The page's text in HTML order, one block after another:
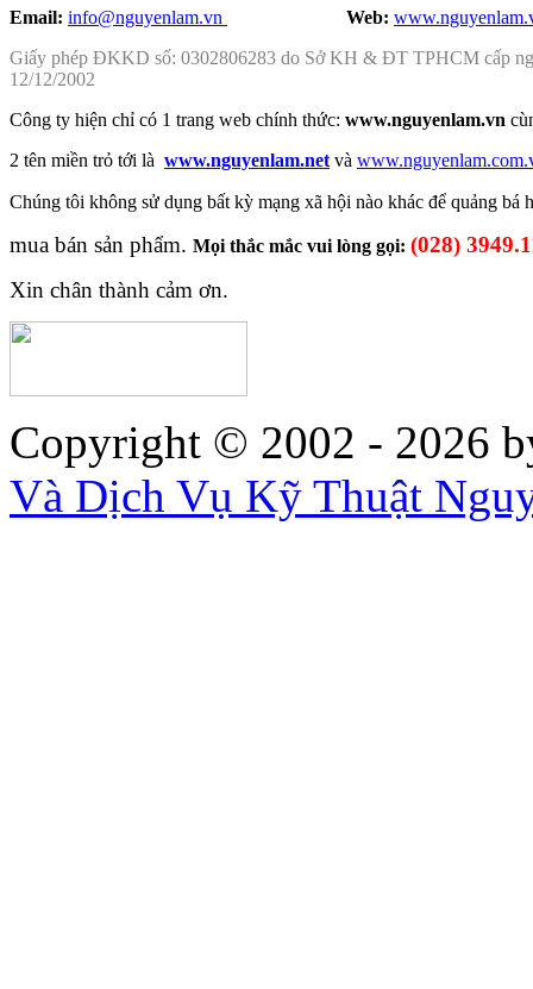
Email: info@nguyenlam.vn Web:
Giấy phép ĐKKD số: 0302806283 do Sở KH & ĐT TPHCM cấp
12/12/2002
Công ty hiện chỉ có 1 trang web chính thức: www.nguyenlam.vn
2 tên miền trỏ tới là www.nguyenlam.netvà
Chúng tôi không sử dụng bất kỳ mạng xã hội nào khác để quảng bá
mua bán sản phẩm. Mọi thắc mắc vui lòng gọi: (028)
Xin chân thành cảm ơn.
Copyright © 2002 - 2026
Và Dịch Vụ Kỹ Thuật